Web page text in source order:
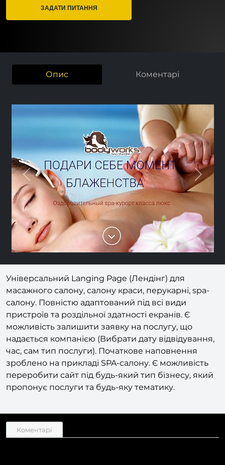
ЗАДАТИ ПИТАННЯ
Опис Коментарі
Previous Next
Універсальний Langing Page (Лендінг) для
масажного салону, салону краси, перукарні, spa-
салону. Повністю адаптований під всі види
пристроїв та роздільної здатності екранів. Є
можливість залишити заявку на послугу, що
надається компанією (Вибрати дату відвідування,
час, сам тип послуги). Початкове наповнення
зроблено на прикладі SPA-салону. Є можливість
переробити сайт під будь-який тип бізнесу, який
пропонує послуги та будь-яку тематику.
Коментарі